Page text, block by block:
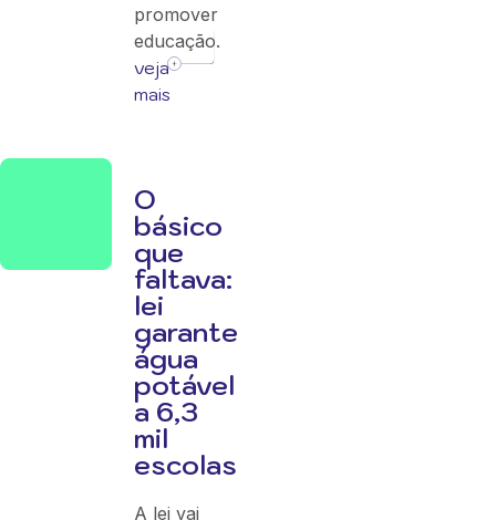
promover
educação.
veja
mais
O
básico
que
faltava:
lei
garante
água
potável
a 6,3
mil
escolas
A lei vai